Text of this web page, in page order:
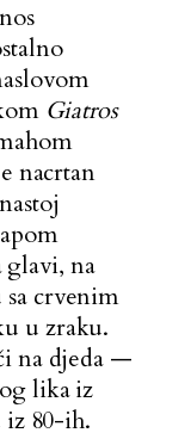
Giatros
nacrtan
na
crvenim
u zraku.
na djeda —
lika iz
iz 80-ih.